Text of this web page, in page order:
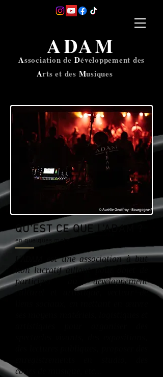
ADAM
Association de Développement des
Arts et des Musiques
QU'EST CE QUE L'ADAM ?
en quelques mots ...
L'ADAM est une association à but
non lucratif aillant pour objet de
participer au développement
culturel et artistique, vecteur de
cours de musique, etc...